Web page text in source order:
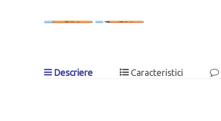
Descriere Caracteristici